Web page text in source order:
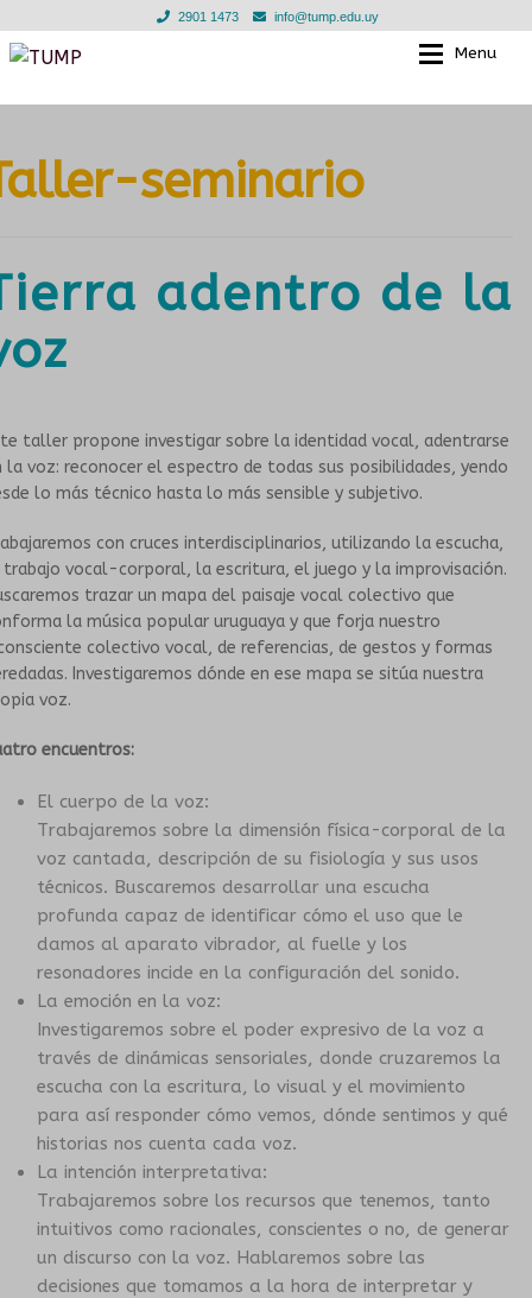
2901 1473 info@tump.edu.uy
Ir
Ir
Menu
CLASES INDIVIDUALES
EN LOS BARRIOS
TALLERES PARA PERSONAS MAYORES
GRUPOS SONANTES
EN INSTITUCIONES EDUCATIVAS
PROPUESTAS ARTÍSTICAS
CORO DEL TUMP
ORQUESTA INESTABLE
GALERÍA
CONVENIOS
EN LOS BARRIOS
GALERIA
HISTORIA
PROPUESTAS ARTÍSTICAS
CONTACTO
seminario
adentro de la
taller propone investigar sobre la identidad vocal, adentrarse
la voz: reconocer el espectro de todas sus posibilidades, yendo
lo más técnico hasta lo más sensible y subjetivo.
con cruces interdisciplinarios, utilizando la escucha,
vocal-corporal, la escritura, el juego y la improvisación.
trazar un mapa del paisaje vocal colectivo que
la música popular uruguaya y que forja nuestro
colectivo vocal, de referencias, de gestos y formas
Investigaremos dónde en ese mapa se sitúa nuestra
voz.
encuentros:
El cuerpo de la voz:
Trabajaremos sobre la dimensión física-corporal de la
voz cantada, descripción de su fisiología y sus usos
técnicos. Buscaremos desarrollar una escucha
profunda capaz de identificar cómo el uso que le
damos al aparato vibrador, al fuelle y los
resonadores incide en la configuración del sonido.
La emoción en la voz:
Investigaremos sobre el poder expresivo de la voz a
través de dinámicas sensoriales, donde cruzaremos la
escucha con la escritura, lo visual y el movimiento
para así responder cómo vemos, dónde sentimos y qué
historias nos cuenta cada voz.
La intención interpretativa:
Trabajaremos sobre los recursos que tenemos, tanto
intuitivos como racionales, conscientes o no, de generar
un discurso con la voz. Hablaremos sobre las
decisiones que tomamos a la hora de interpretar y